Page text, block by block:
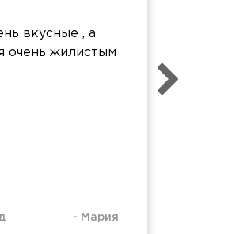
вкусные , а
очень жилистым
- Мария